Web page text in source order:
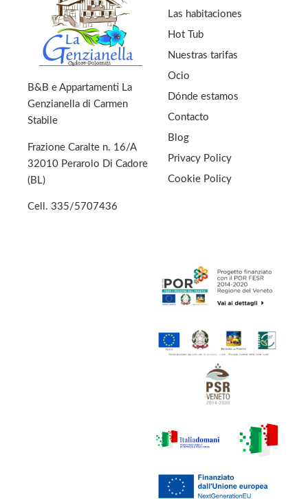
B&B e Appartamenti La
Genzianella di Carmen
Stabile
Frazione Caralte n. 16/A
32010 Perarolo Di Cadore
(BL)
Cell. 335/5707436
Las habitaciones
Hot Tub
Nuestras tarifas
Ocio
Dónde estamos
Contacto
Blog
Privacy Policy
Cookie Policy